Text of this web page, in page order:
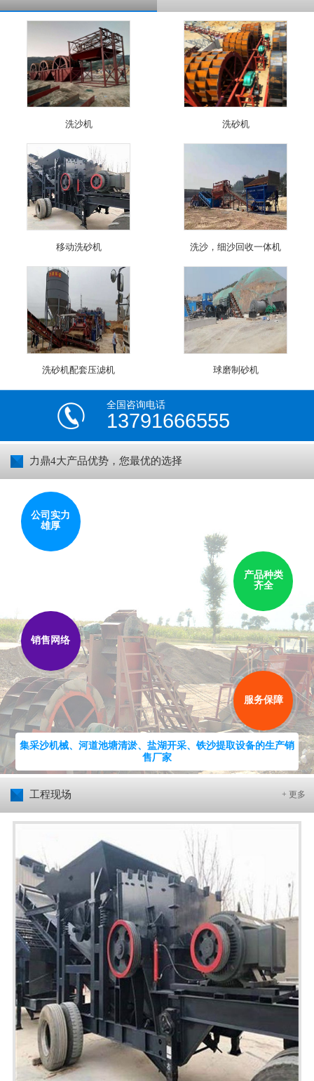
洗沙机 洗砂机
移动洗砂机 洗沙，细沙回收一体机
洗砂机配套压滤机 球磨制砂机
全国咨询电话
13791666555
力鼎4大产品优势，您最优的选择
公司实力
雄厚
产品种类
齐全
销售网络
服务保障
集采沙机械、河道池塘清淤、盐湖开采、铁沙提取设备的生产销
售厂家
工程现场 + 更多